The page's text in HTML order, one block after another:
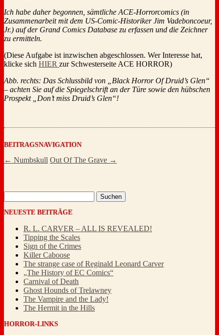
Ich habe daher begonnen, sämtliche ACE-Horrorcomics (in
Zusammenarbeit mit dem US-Comic-Historiker Jim Vadeboncoeur,
Jr.) auf der Grand Comics Database zu erfassen und die Zeichner
zu ermitteln.
(Diese Aufgabe ist inzwischen abgeschlossen. Wer Interesse hat,
klicke sich HIER zur Schwesterseite ACE HORROR)
Abb. rechts: Das Schlussbild von „Black Horror Of Druid’s Glen“
– achten Sie auf die Spiegelschrift an der Türe sowie den hübschen
Prospekt „Don’t miss Druid’s Glen“!
BEITRAGSNAVIGATION
← Numbskull Out Of The Grave →
nach:
NEUESTE BEITRÄGE
R. L. CARVER – ALL IS REVEALED!
Tipping the Scales
Sign of the Crimes
Killer Caboose
The strange case of Reginald Leonard Carver
„The History of EC Comics“
Carnival of Death
Ghost Hounds of Trelawney
The Vampire and the Lady!
The Hermit in the Hills
HORROR-LINKS